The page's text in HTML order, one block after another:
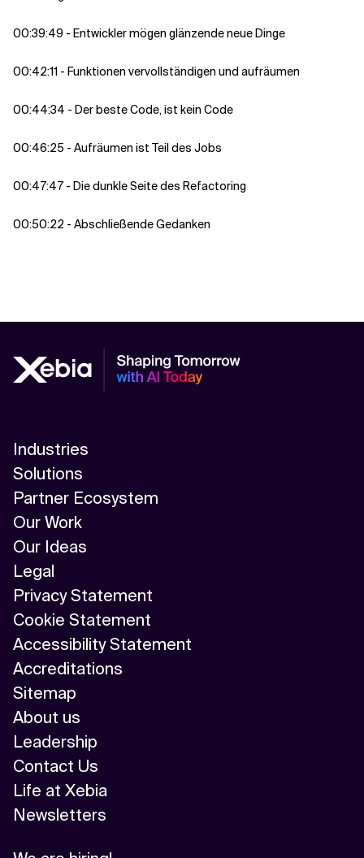
00:39:49 - Entwickler mögen glänzende neue Dinge
00:42:11 - Funktionen vervollständigen und aufräumen
00:44:34 - Der beste Code, ist kein Code
00:46:25 - Aufräumen ist Teil des Jobs
00:47:47 - Die dunkle Seite des Refactoring
00:50:22 - Abschließende Gedanken
Industries
Solutions
Partner Ecosystem
Our Work
Our Ideas
Legal
Privacy Statement
Cookie Statement
Accessibility Statement
Accreditations
Sitemap
About us
Leadership
Contact Us
Life at Xebia
Newsletters